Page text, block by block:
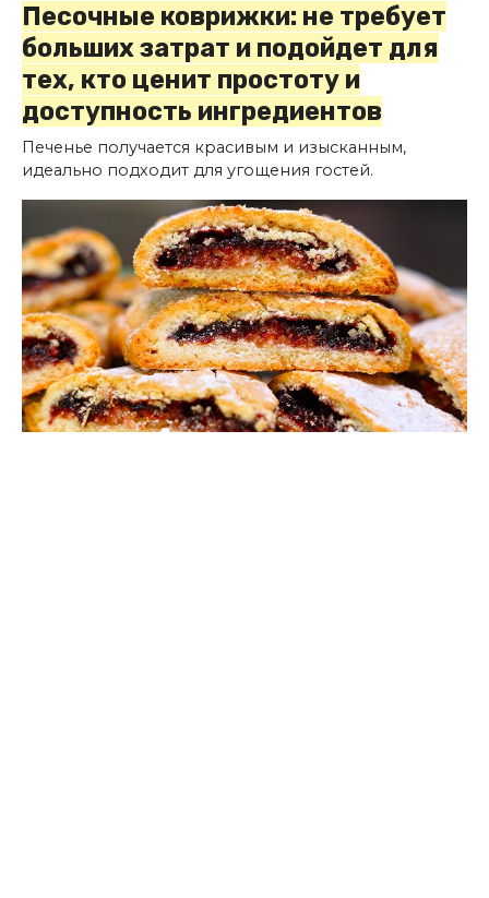
Песочные коврижки: не требует
больших затрат и подойдет для
тех, кто ценит простоту и
доступность ингредиентов
Печенье получается красивым и изысканным,
идеально подходит для угощения гостей.